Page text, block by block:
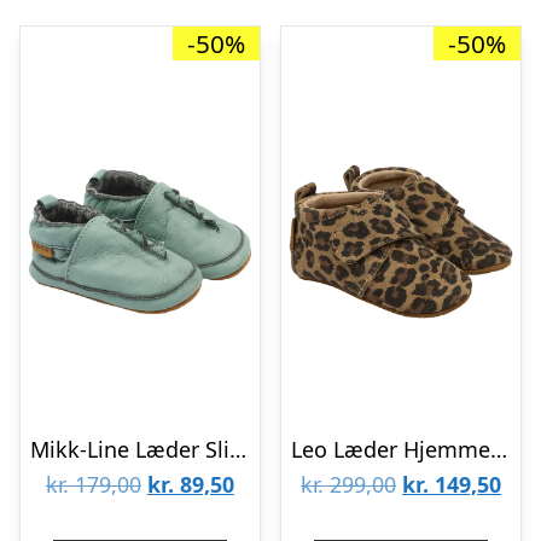
-50%
Mikk-Line Læder Slipper Dino – Green Milie – 18-24 MDR.
kr.179,00 Den
kr. 89,50Den
-50%
Leo Læder Hjemmesko – Leo – 0-6 MDR.
kr.299,00 Den
kr. 149,50Den